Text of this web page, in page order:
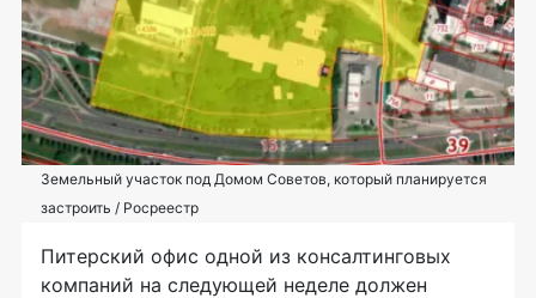
Земельный участок под Домом Советов, который планируется
застроить / Росреестр
Питерский офис одной из консалтинговых
компаний на следующей неделе должен